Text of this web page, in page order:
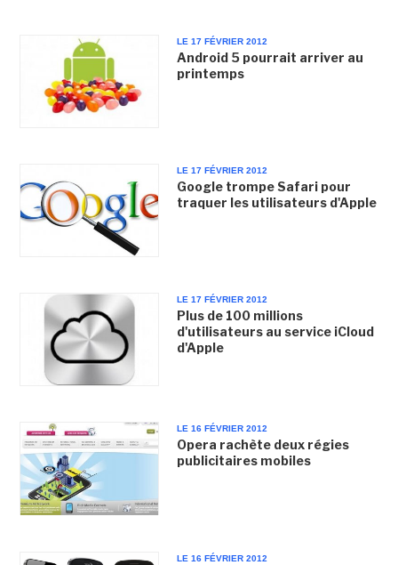
LE 17 FÉVRIER 2012
Android 5 pourrait arriver au
printemps
LE 17 FÉVRIER 2012
Google trompe Safari pour
traquer les utilisateurs d'Apple
LE 17 FÉVRIER 2012
Plus de 100 millions
d'utilisateurs au service iCloud
d'Apple
LE 16 FÉVRIER 2012
Opera rachète deux régies
publicitaires mobiles
LE 16 FÉVRIER 2012